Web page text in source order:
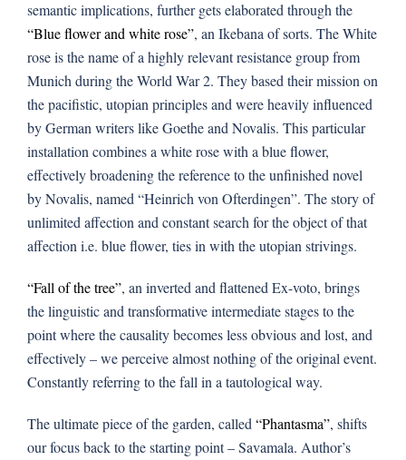
semantic implications, further gets elaborated through the
“Blue flower and white rose”, an Ikebana of sorts. The White
rose is the name of a highly relevant resistance group from
Munich during the World War 2. They based their mission on
the pacifistic, utopian principles and were heavily influenced
by German writers like Goethe and Novalis. This particular
installation combines a white rose with a blue flower,
effectively broadening the reference to the unfinished novel
by Novalis, named “Heinrich von Ofterdingen”. The story of
unlimited affection and constant search for the object of that
affection i.e. blue flower, ties in with the utopian strivings.
“Fall of the tree”, an inverted and flattened Ex-voto, brings
the linguistic and transformative intermediate stages to the
point where the causality becomes less obvious and lost, and
effectively – we perceive almost nothing of the original event.
Constantly referring to the fall in a tautological way.
The ultimate piece of the garden, called “Phantasma”, shifts
our focus back to the starting point – Savamala. Author’s